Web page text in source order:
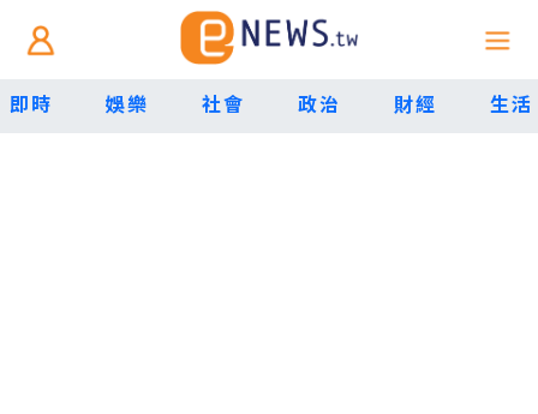
即時 娛樂 社會 政治 財經 生活